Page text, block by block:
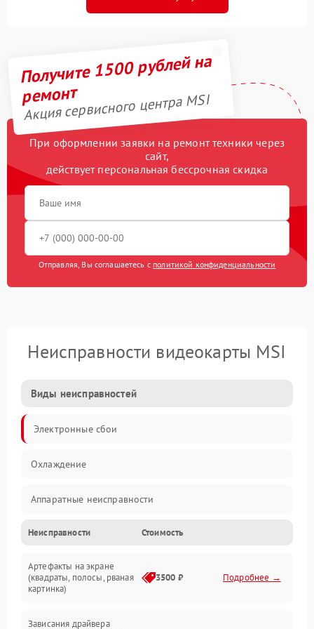
Получите 1500 рублей на
ремонт
Акция сервисного центра MSI
При оформлении заявки на ремонт техники через
сайт,
действует персональная бессрочная скидка
Отправляя, Вы соглашаетесь с политикой конфиденциальности
Неисправности видеокарты MSI
Виды неисправностей
Электронные сбои
Охлаждение
Аппаратные неисправности
Перегрев и термопроблемы
Видео
Неисправности Стоимость
Артефакты на экране
(квадраты, полосы, рваная
картинка)
3500 ₽ Подробнее →
Зависания драйвера